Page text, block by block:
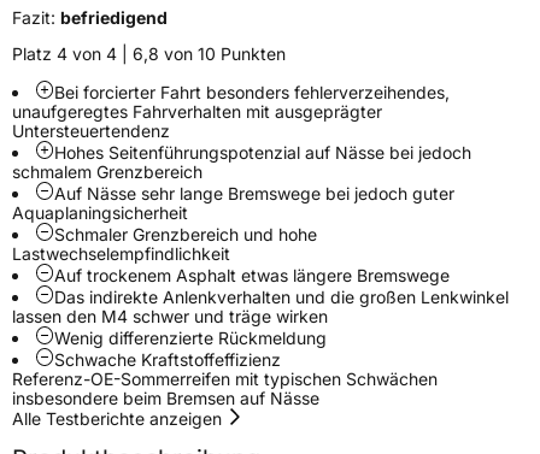
FelgenschutzFP
Empfohlen für Polestar
EU Label
EffizienzB
NasshaftungA
Rollgeräusch (Klasse)A
Rollgeräusch (dB)70
FahrzeugklasseC1
3PMSF / Schneeflockensymbol / Alpine-Symbol
Fazit: befriedigend
Platz 4 von 4 | 6,8 von 10 Punkten
Bei forcierter Fahrt besonders fehlerverzeihendes,
unaufgeregtes Fahrverhalten mit ausgeprägter
Untersteuertendenz
Hohes Seitenführungspotenzial auf Nässe bei jedoch
schmalem Grenzbereich
Auf Nässe sehr lange Bremswege bei jedoch guter
Aquaplaningsicherheit
Schmaler Grenzbereich und hohe
Lastwechselempfindlichkeit
Auf trockenem Asphalt etwas längere Bremswege
Das indirekte Anlenkverhalten und die großen Lenkwinkel
lassen den M4 schwer und träge wirken
Wenig differenzierte Rückmeldung
Schwache Kraftstoffeffizienz
Referenz-OE-Sommerreifen mit typischen Schwächen
insbesondere beim Bremsen auf Nässe
Alle Testberichte anzeigen